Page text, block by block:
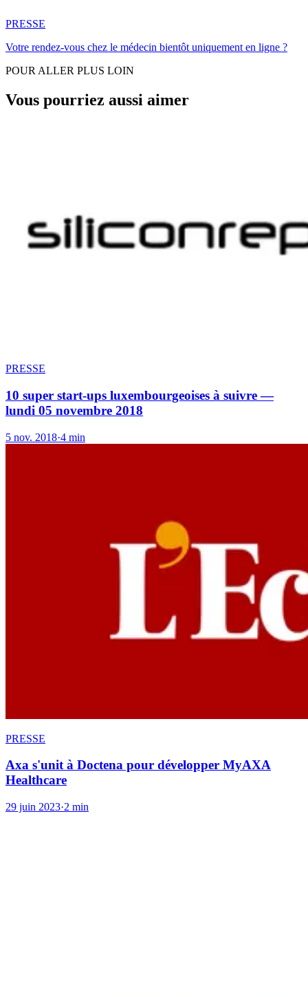
PRESSE
Votre rendez-vous chez le médecin bientôt uniquement en ligne ?
POUR ALLER PLUS LOIN
Vous pourriez aussi aimer
PRESSE
10 super start-ups luxembourgeoises à suivre —
lundi 05 novembre 2018
5 nov. 2018·4 min
PRESSE
Axa s'unit à Doctena pour développer MyAXA
Healthcare
29 juin 2023·2 min